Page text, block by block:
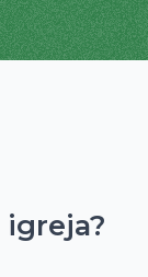
igreja?